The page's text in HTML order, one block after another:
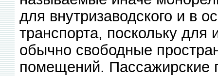
для внутризаводского и в
транспорта, поскольку для
обычно свободные
помещений.